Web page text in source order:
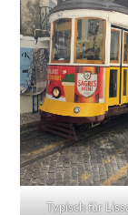
Typisch für